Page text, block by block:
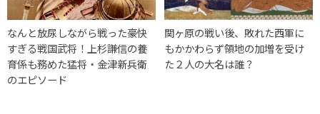
なんと放尿しながら戦った豪快
すぎる戦国武将！上杉謙信の養
育係も務めた猛将・金津新兵衛
のエピソード
関ヶ原の戦い後、敗れた西軍に
もかかわらず領地の加増を受け
た２人の大名は誰？